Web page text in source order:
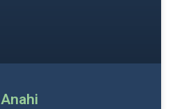
Anahi